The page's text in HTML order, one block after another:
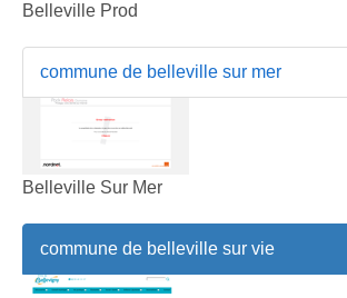
Belleville Prod
commune de belleville sur mer
Belleville Sur Mer
commune de belleville sur vie